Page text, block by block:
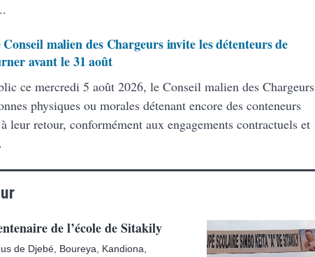
malien des Chargeurs invite les détenteurs de
avant le 31 août
ce mercredi 5 août 2026, le Conseil malien des Chargeurs
physiques ou morales détenant encore des conteneurs
leur retour, conformément aux engagements contractuels et
de l’école de Sitakily
de Djebé, Boureya, Kandiona,